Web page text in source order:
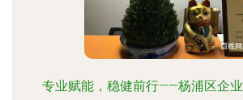
专业赋能，稳健前行——杨浦区企